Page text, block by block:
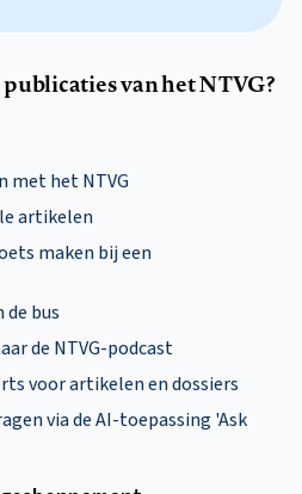
van het NTVG?
met het NTVG
artikelen
maken bij een
bus
de NTVG-podcast
voor artikelen en dossiers
via de AI-toepassing 'Ask